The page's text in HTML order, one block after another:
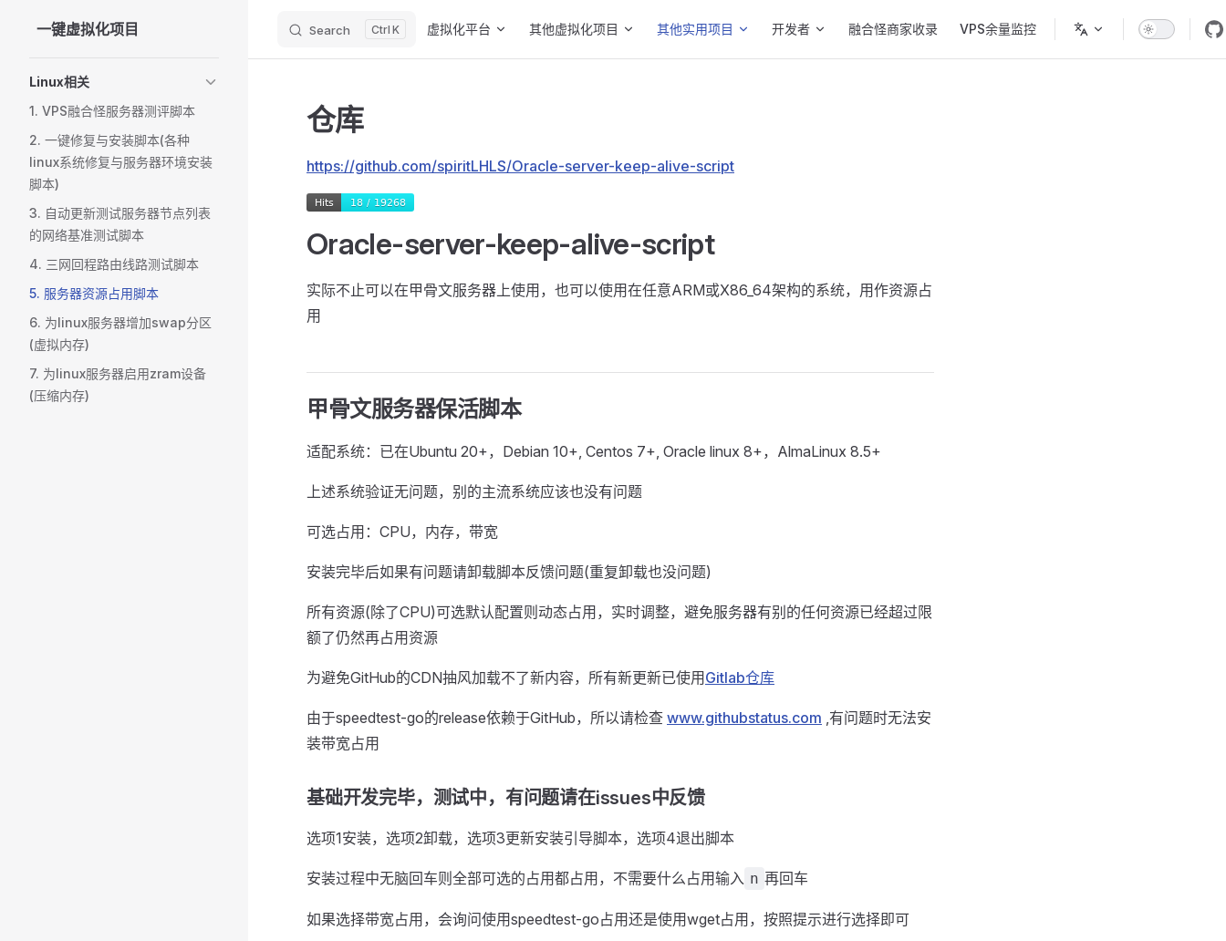
Skip to content
一键虚拟化项目 Search K 虚拟化平台 其他虚拟化项目 其他实用项目 开发者 融合怪商家收录 VPS余量监控
Linux相关
1. VPS融合怪服务器测评脚本
2. 一键修复与安装脚本(各种
linux系统修复与服务器环境安装
脚本)
3. 自动更新测试服务器节点列表
的网络基准测试脚本
4. 三网回程路由线路测试脚本
5. 服务器资源占用脚本
6. 为linux服务器增加swap分区
(虚拟内存)
7. 为linux服务器启用zram设备
(压缩内存)
仓库
https://github.com/spiritLHLS/Oracle-server-keep-alive-script
Oracle-server-keep-alive-script
实际不止可以在甲骨文服务器上使用，也可以使用在任意ARM或X86_64架构的系统，用作资源占
用
甲骨文服务器保活脚本
适配系统：已在Ubuntu 20+，Debian 10+, Centos 7+, Oracle linux 8+，AlmaLinux 8.5+
上述系统验证无问题，别的主流系统应该也没有问题
可选占用：CPU，内存，带宽
安装完毕后如果有问题请卸载脚本反馈问题(重复卸载也没问题)
所有资源(除了CPU)可选默认配置则动态占用，实时调整，避免服务器有别的任何资源已经超过限
额了仍然再占用资源
为避免GitHub的CDN抽风加载不了新内容，所有新更新已使用 Gitlab仓库
由于speedtest-go的release依赖于GitHub，所以请检查 www.githubstatus.com ,有问题时无法安
装带宽占用
基础开发完毕，测试中，有问题请在issues中反馈
选项1安装，选项2卸载，选项3更新安装引导脚本，选项4退出脚本
安装过程中无脑回车则全部可选的占用都占用，不需要什么占用输入 n 再回车
如果选择带宽占用，会询问使用speedtest-go占用还是使用wget占用，按照提示进行选择即可